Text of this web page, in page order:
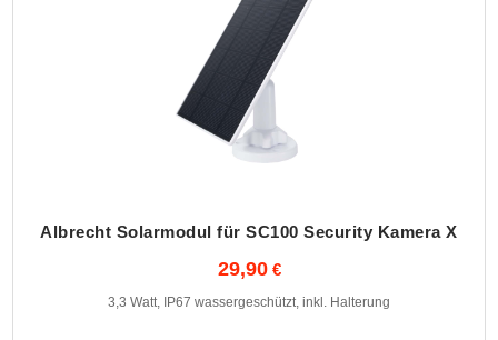
Albrecht Solarmodul für SC100 Security Kamera X
29,90
3,3 Watt, IP67 wassergeschützt, inkl. Halterung